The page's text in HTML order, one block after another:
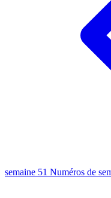
semaine 51 Numéros de